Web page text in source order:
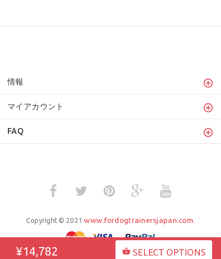
¥14,782 SELECT OPTIONS
情報
マイアカウント
FAQ
Copyright © 2021www.fordogtrainersjapan.com.